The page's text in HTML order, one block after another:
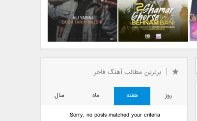
بانی بنام قرص قمر 2
یاسینی بنام دورترین نزدیک
برترین مطالب آهنگ فاخر
روز هفته ماه
سال
Sorry, no posts matched your criteria.